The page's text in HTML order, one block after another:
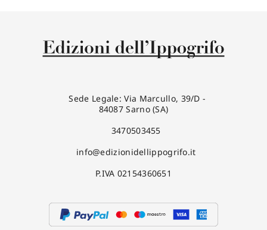
Sede Legale: Via Marcullo, 39/D -
84087 Sarno (SA)
3470503455
info@edizionidellippogrifo.it
P.IVA 02154360651